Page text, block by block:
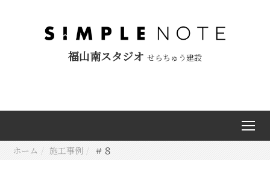
福山南スタジオ せらちゅう建設
ホーム 施工事例 ＃８